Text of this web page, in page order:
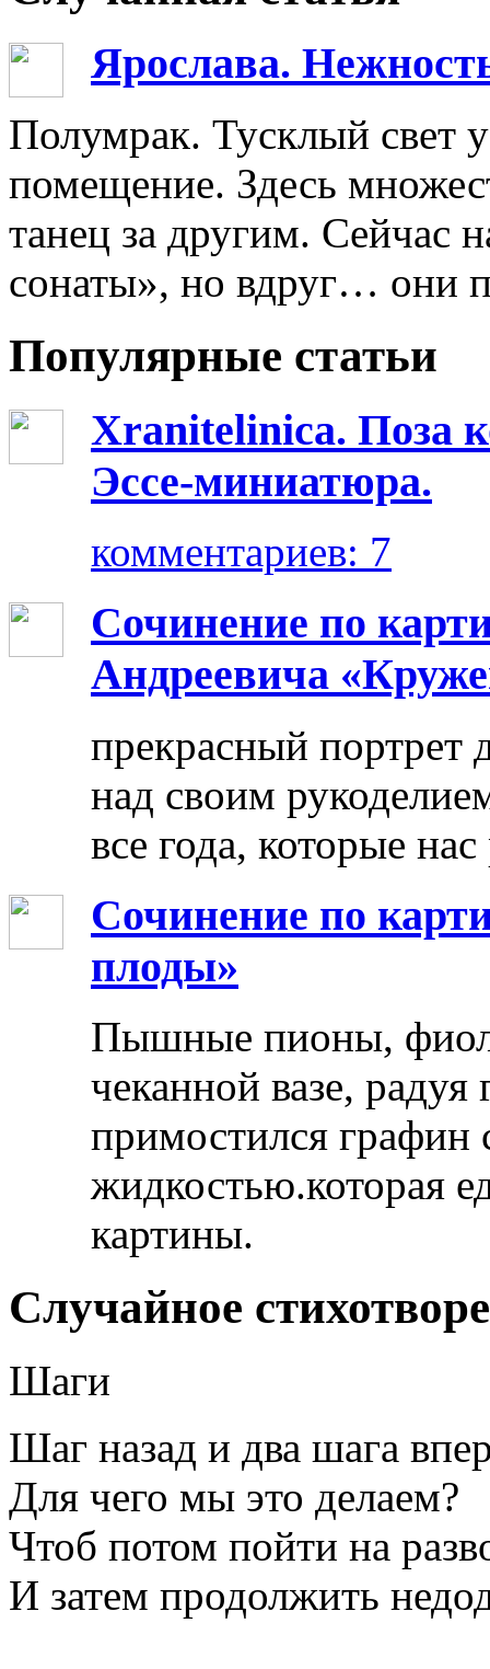
Ярослава.
Полумрак. Тусклый свет
помещение. Здесь
танец за другим. Сейчас
сонаты», но вдруг… они
Популярные статьи
Xranitelinica. Поза
Эссе-миниатюра.
комментариев: 7
Сочинение по
Андреевича
прекрасный портрет
над своим
все года, которые
Сочинение по
плоды»
Пышные пионы,
чеканной вазе,
примостился графин
жидкостью.которая
картины.
Случайное
Шаги
Шаг назад и два шага
Для чего мы это делаем?
Чтоб потом пойти на
И затем продолжить